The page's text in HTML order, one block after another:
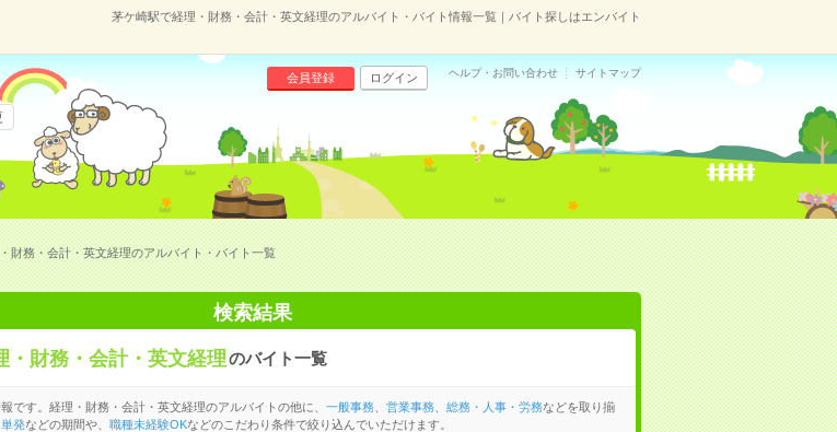
茅ケ崎駅で経理・財務・会計・英文経理のアルバイト・バイト情報一覧｜バイト探しはエンバイト
会員登録 ログイン ヘルプ・お問い合わせ サイトマップ
財務・会計・英文経理のアルバイト・バイト一覧
検索結果
・財務・会計・英文経理のバイト一覧
です。経理・財務・会計・英文経理のアルバイトの他に、 一般事務、 営業事務、 総務・人事・労務などを取り揃
単発などの期間や、 職種未経験OKなどのこだわり条件で絞り込んでいただけます。